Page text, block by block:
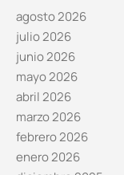
agosto 2026
julio 2026
junio 2026
mayo 2026
abril 2026
marzo 2026
febrero 2026
enero 2026